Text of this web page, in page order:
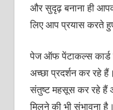
और सुदृढ़ बनाना ही
लिए आप प्रयास करते
पेज ऑफ पेंटाकल्‍स
अच्‍छा प्रदर्शन कर रहे
संतुष्‍ट महसूस कर रहे हैं
मिलने की भी संभावना